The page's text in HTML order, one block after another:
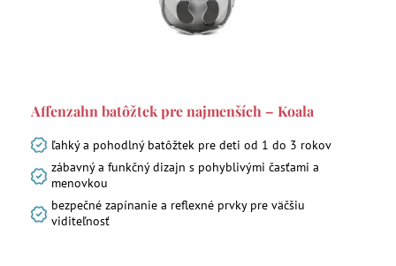
Affenzahn batôžtek pre najmenších – Koala
ľahký a pohodlný batôžtek pre deti od 1 do 3 rokov
zábavný a funkčný dizajn s pohyblivými časťami a
menovkou
bezpečné zapínanie a reflexné prvky pre väčšiu
viditeľnosť